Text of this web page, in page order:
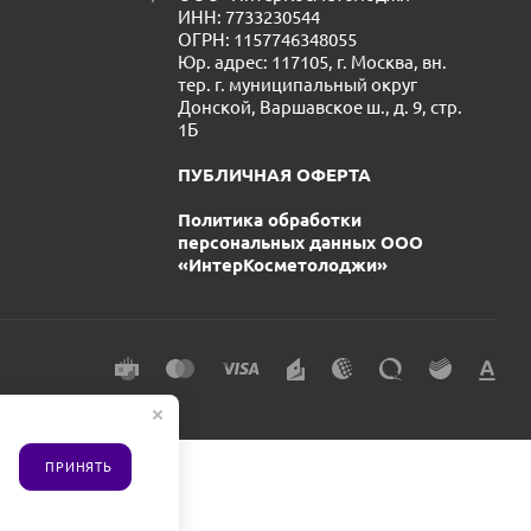
ИНН: 7733230544
ОГРН: 1157746348055
Юр. адрес: 117105, г. Москва, вн.
тер. г. муниципальный округ
Донской, Варшавское ш., д. 9, стр.
1Б
ПУБЛИЧНАЯ ОФЕРТА
Политика обработки
персональных данных ООО
«ИнтерКосметолоджи»
ПРИНЯТЬ